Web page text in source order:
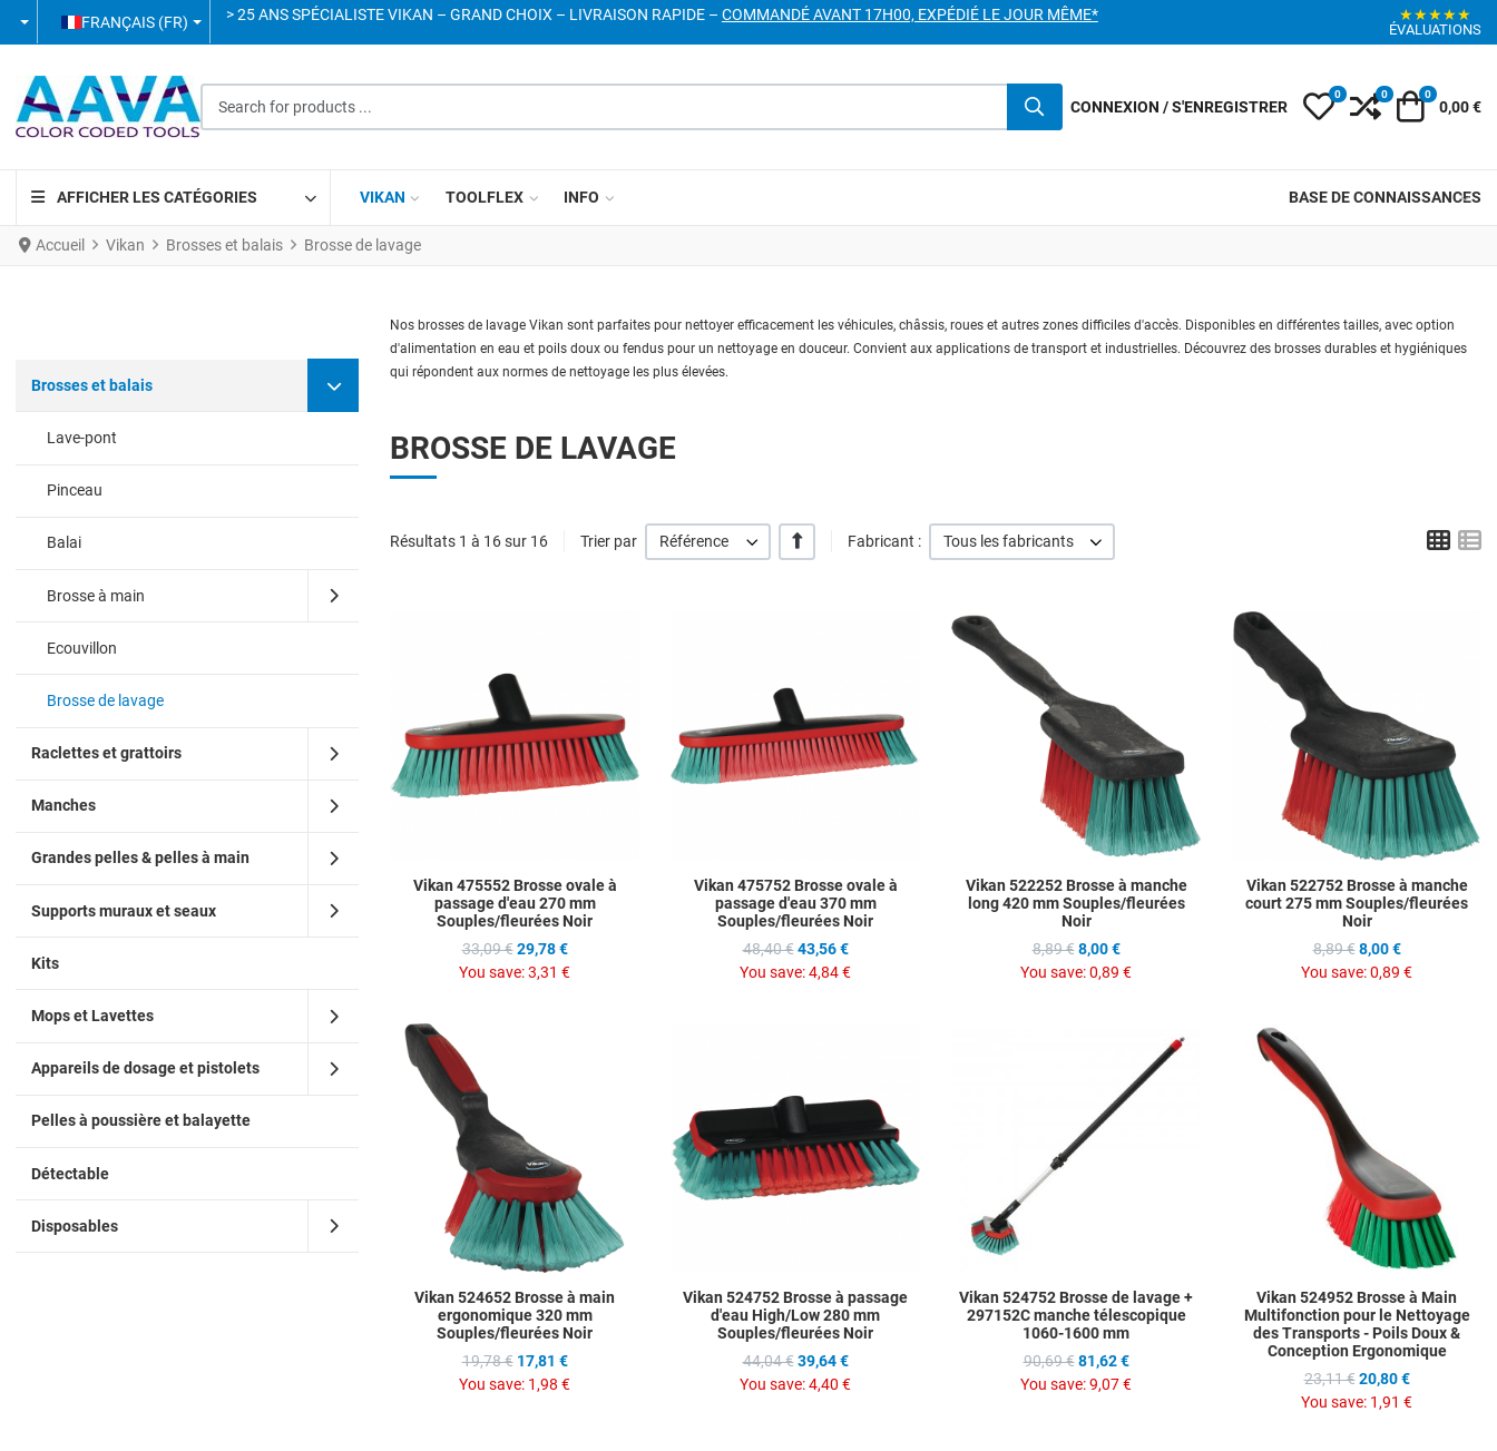
SÉLECTIONNEZ VOTRE LANGUE
FRANÇAIS (FR) > 25 ANS SPÉCIALISTE VIKAN – GRAND CHOIX – LIVRAISON RAPIDE – COMMANDÉ AVANT 17H00, EXPÉDIÉ LE JOUR MÊME* ★★★★★
ÉVALUATIONS
CONNEXION / S'ENREGISTRER My Wishlist
0 Compare
0 Votre
0
0,00 €
AFFICHER LES CATÉGORIES VIKAN TOOLFLEX INFO BASE DE CONNAISSANCES
Accueil Vikan Brosses et balais Brosse de lavage
Brosses et balais
Lave-pont
Pinceau
Balai
Brosse à main
Ecouvillon
Brosse de lavage
Raclettes et grattoirs
Manches
Grandes pelles & pelles à main
Supports muraux et seaux
Kits
Mops et Lavettes
Appareils de dosage et pistolets
Pelles à poussière et balayette
Détectable
Disposables
Nos brosses de lavage Vikan sont parfaites pour nettoyer efficacement les véhicules, châssis, roues et autres zones difficiles d'accès. Disponibles en différentes tailles, avec option
d'alimentation en eau et poils doux ou fendus pour un nettoyage en douceur. Convient aux applications de transport et industrielles. Découvrez des brosses durables et hygiéniques
qui répondent aux normes de nettoyage les plus élevées.
BROSSE DE LAVAGE
Résultats 1 à 16 sur 16 Trier par Référence ' +/-' Fabricant : Tous les fabricants Grid
Quick View
Vikan 475552 Brosse ovale à
passage d'eau 270 mm
Souples/fleurées Noir
33,09 € 29,78 €
You save:3,31 €
Add to Wishlist
Add to Compare
Vikan 475752 Brosse ovale à
passage d'eau 370 mm
Souples/fleurées Noir
48,40 € 43,56 €
You save:4,84 €
Add to Wishlist
Add to Compare
Vikan 522252 Brosse à manche
long 420 mm Souples/fleurées
Noir
8,89 € 8,00 €
You save:0,89 €
Vikan 522752 Brosse à manche
court 275 mm Souples/fleurées
Noir
8,89 € 8,00 €
You save:0,89 €
Quick View
Vikan 524652 Brosse à main
ergonomique 320 mm
Souples/fleurées Noir
19,78 € 17,81 €
You save: 1,98 €
Vikan 524752 Brosse à passage
d'eau High/Low 280 mm
Souples/fleurées Noir
44,04 € 39,64 €
You save:4,40 €
Add to Wishlist
Add to Compare
Vikan 524752 Brosse de lavage +
297152C manche télescopique
1060-1600 mm
90,69 € 81,62 €
You save:9,07 €
Vikan 524952 Brosse à Main
Multifonction pour le Nettoyage
des Transports - Poils Doux &
Conception Ergonomique
23,11 € 20,80 €
You save: 1,91 €